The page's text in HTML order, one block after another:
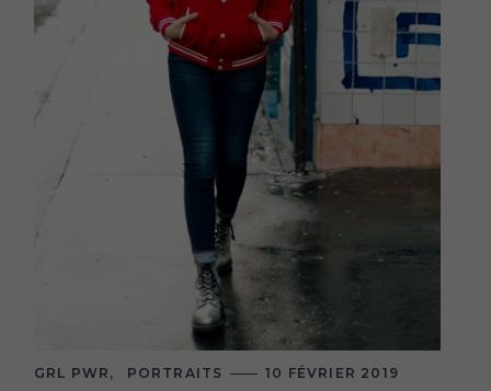
C
GRL PWR PORTRAITS 10 FÉVRIER 2019